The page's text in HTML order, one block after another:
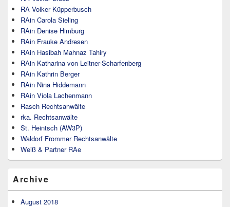
RA Volker Küpperbusch
RAin Carola Sieling
RAin Denise Himburg
RAin Frauke Andresen
RAin Hasibah Mahnaz Tahiry
RAin Katharina von Leitner-Scharfenberg
RAin Kathrin Berger
RAin Nina Hiddemann
RAin Viola Lachenmann
Rasch Rechtsanwälte
rka. Rechtsanwälte
St. Heintsch (AW3P)
Waldorf Frommer Rechtsanwälte
Weiß & Partner RAe
Archive
August 2018